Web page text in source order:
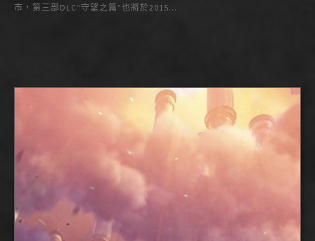
市，第三部DLC“守望之篇”也將於2015...